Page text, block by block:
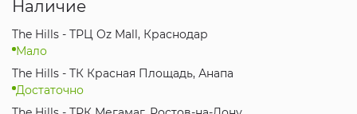
Наличие
The Hills - ТРЦ Oz Mall, Краснодар
Мало
The Hills - ТК Красная Площадь, Анапа
Достаточно